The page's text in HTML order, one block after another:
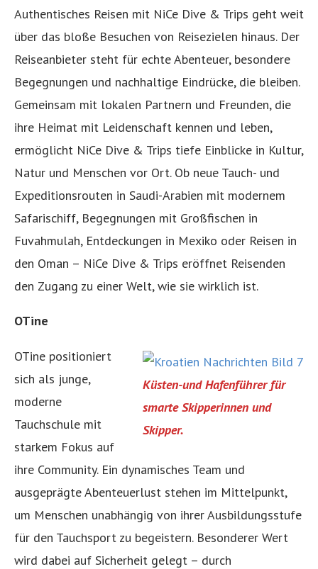
Authentisches Reisen mit NiCe Dive & Trips geht weit
über das bloße Besuchen von Reisezielen hinaus. Der
Reiseanbieter steht für echte Abenteuer, besondere
Begegnungen und nachhaltige Eindrücke, die bleiben.
Gemeinsam mit lokalen Partnern und Freunden, die
ihre Heimat mit Leidenschaft kennen und leben,
ermöglicht NiCe Dive & Trips tiefe Einblicke in Kultur,
Natur und Menschen vor Ort. Ob neue Tauch- und
Expeditionsrouten in Saudi-Arabien mit modernem
Safarischiff, Begegnungen mit Großfischen in
Fuvahmulah, Entdeckungen in Mexiko oder Reisen in
den Oman – NiCe Dive & Trips eröffnet Reisenden
den Zugang zu einer Welt, wie sie wirklich ist.
OTine
Küsten-und Hafenführer für
smarte Skipperinnen und
Skipper.
OTine positioniert
sich als junge,
moderne
Tauchschule mit
starkem Fokus auf
ihre Community. Ein dynamisches Team und
ausgeprägte Abenteuerlust stehen im Mittelpunkt,
um Menschen unabhängig von ihrer Ausbildungsstufe
für den Tauchsport zu begeistern. Besonderer Wert
wird dabei auf Sicherheit gelegt – durch